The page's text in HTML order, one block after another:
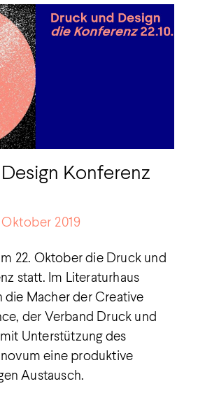
Konferenz
Oktober 2019
22. Oktober die Druck und
statt. Im Literaturhaus
die Macher der Creative
der Verband Druck und
Unterstützung des
eine produktive
Austausch.